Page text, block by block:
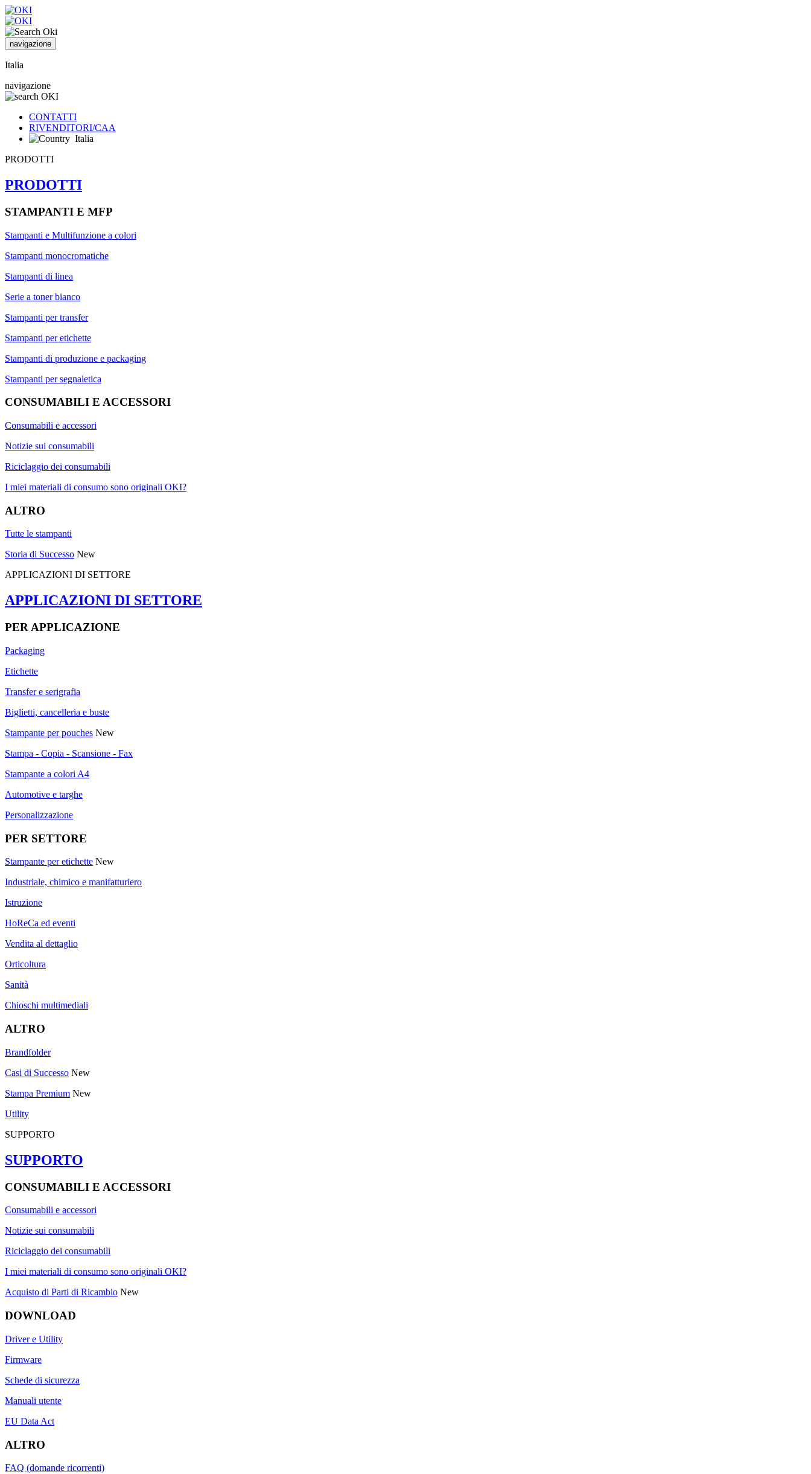
navigazione
Italia
navigazione
CONTATTI
RIVENDITORI/CAA
Italia
PRODOTTI
PRODOTTI
STAMPANTI E MFP
Stampanti e Multifunzione a colori
Stampanti monocromatiche
Stampanti di linea
Serie a toner bianco
Stampanti per transfer
Stampanti per etichette
Stampanti di produzione e packaging
Stampanti per segnaletica
CONSUMABILI E ACCESSORI
Consumabili e accessori
Notizie sui consumabili
Riciclaggio dei consumabili
I miei materiali di consumo sono originali OKI?
ALTRO
Tutte le stampanti
Storia di Successo New
APPLICAZIONI DI SETTORE
APPLICAZIONI DI SETTORE
PER APPLICAZIONE
Packaging
Etichette
Transfer e serigrafia
Biglietti, cancelleria e buste
Stampante per pouches New
Stampa - Copia - Scansione - Fax
Stampante a colori A4
Automotive e targhe
Personalizzazione
PER SETTORE
Stampante per etichette New
Industriale, chimico e manifatturiero
Istruzione
HoReCa ed eventi
Vendita al dettaglio
Orticoltura
Sanità
Chioschi multimediali
ALTRO
Brandfolder
Casi di Successo New
Stampa Premium New
Utility
SUPPORTO
SUPPORTO
CONSUMABILI E ACCESSORI
Consumabili e accessori
Notizie sui consumabili
Riciclaggio dei consumabili
I miei materiali di consumo sono originali OKI?
Acquisto di Parti di Ricambio New
DOWNLOAD
Driver e Utility
Firmware
Schede di sicurezza
Manuali utente
EU Data Act
ALTRO
FAQ (domande ricorrenti)